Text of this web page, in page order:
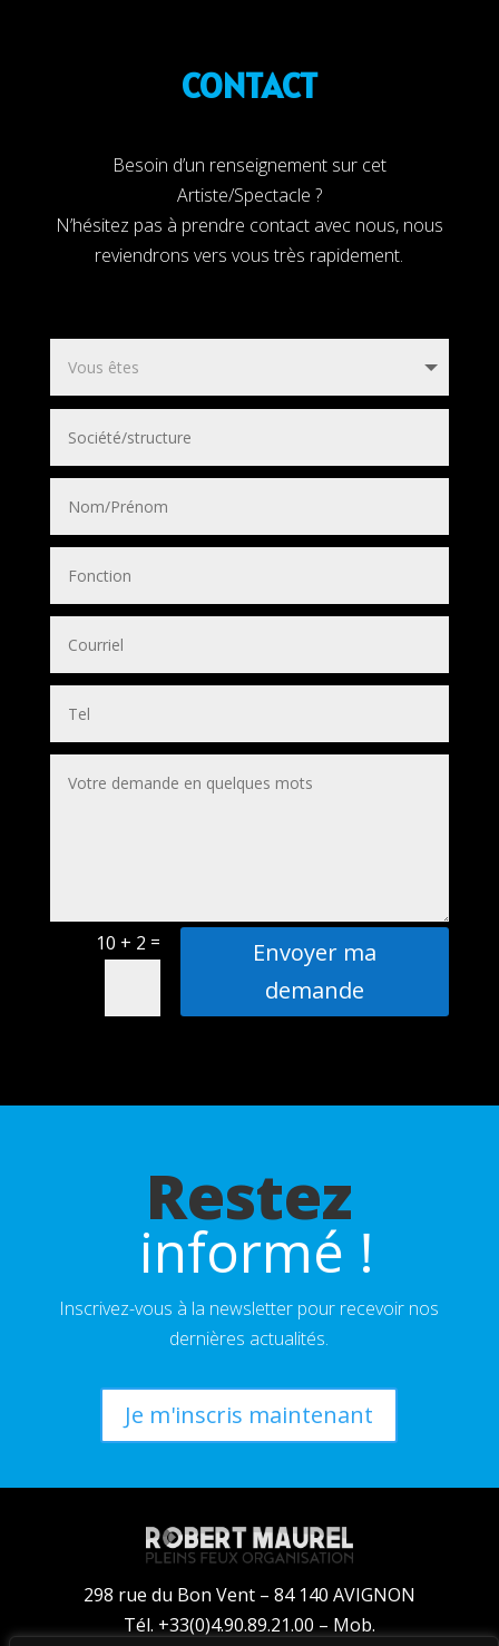
CONTACT
Besoin d’un renseignement sur cet
Artiste/Spectacle ?
N’hésitez pas à prendre contact avec nous, nous
reviendrons vers vous très rapidement.
10 + 2 =
Envoyer ma
demande
Restez
informé !
Inscrivez-vous à la newsletter pour recevoir nos
dernières actualités.
Je m'inscris maintenant
298 rue du Bon Vent – 84 140 AVIGNON
Tél. +33(0)4.90.89.21.00 – Mob.